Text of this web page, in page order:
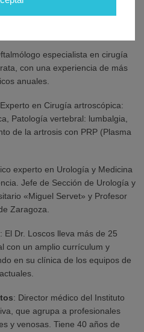
a la Junta Directiva de la
además de ser vocal de la
especialista en cirugía
con una experiencia de más
anuales.
en Cirugía artroscópica:
Patología vertebral: lumbalgia,
de la artrosis con PRP (Plasma
experto en Urología y Medicina
Jefe de Sección de Urología y
«Miguel Servet» y Profesor
Zaragoza.
: El Dr. Loscos lleva más de 25
con un amplio currículum y
en su clínica de los equipos de
: Director médico del Instituto
que agrupa a profesionales
y venosas. Tiene 40 años de